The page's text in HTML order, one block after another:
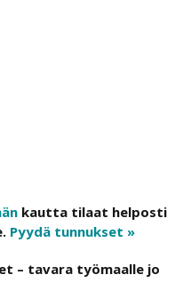
kautta tilaat helposti
Pyydä tunnukset »
– tavara työmaalle jo